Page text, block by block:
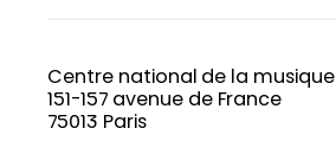
Centre national de la musique
151-157 avenue de France
75013 Paris